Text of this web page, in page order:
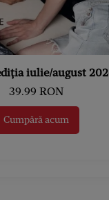
iulie/august
39.99 RON
Cumpără acum